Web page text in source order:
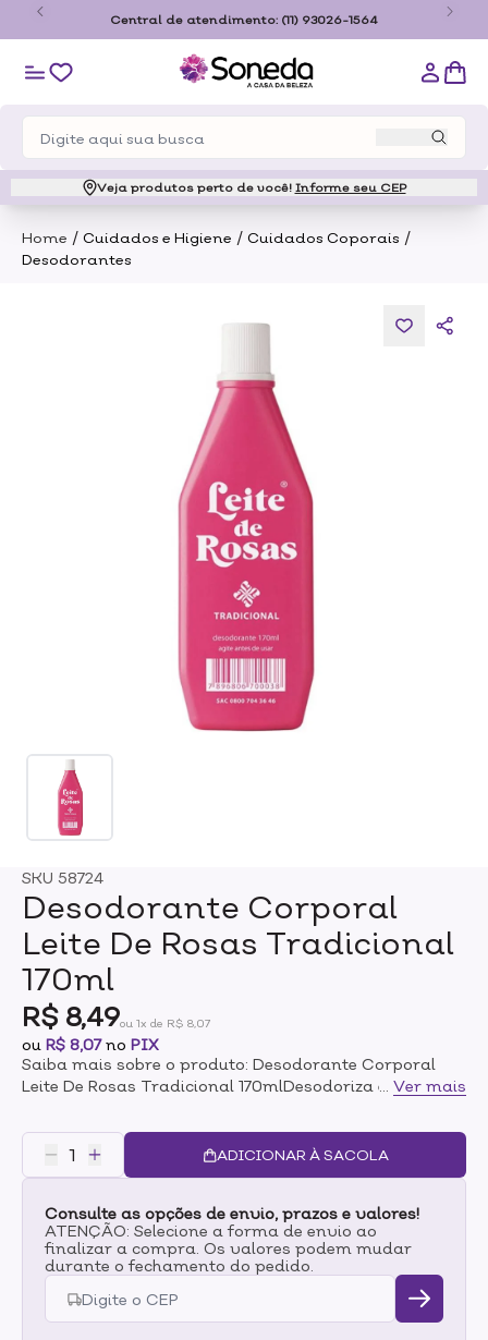
Central de atendimento: (11) 93026-1564
Veja produtos perto de você! Informe seu CEP
Home / Cuidados e Higiene / Cuidados Coporais /
Desodorantes
SKU 58724
Desodorante Corporal
Leite De Rosas Tradicional
170ml
R$ 8,49ou 1x de R$ 8,07
ou R$ 8,07no PIX
Saiba mais sobre o produto: Desodorante Corporal
Leite De Rosas Tradicional 170mlDesodoriza e protege
Ver mais
ADICIONAR À SACOLA
Consulte as opções de envio, prazos e valores!
ATENÇÃO: Selecione a forma de envio ao
finalizar a compra. Os valores podem mudar
durante o fechamento do pedido.